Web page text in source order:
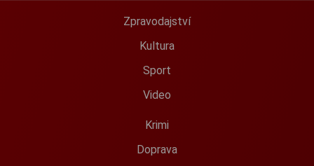
Zpravodajství
Kultura
Sport
Video
Krimi
Doprava